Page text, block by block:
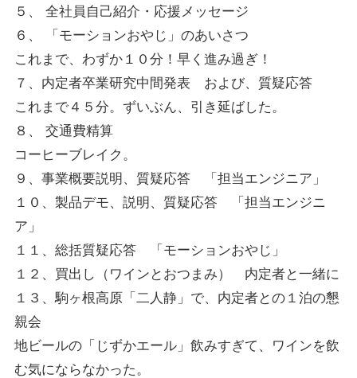
５、 全社員自己紹介・応援メッセージ
６、 「モーションおやじ」のあいさつ
これまで、わずか１０分！早く進み過ぎ！
７、内定者卒業研究中間発表 および、質疑応答
これまで４５分。ずいぶん、引き延ばした。
８、 交通費精算
コーヒーブレイク。
９、事業概要説明、質疑応答 「担当エンジニア」
１０、製品デモ、説明、質疑応答 「担当エンジニ
ア」
１１、総括質疑応答 「モーションおやじ」
１２、買出し（ワインとおつまみ） 内定者と一緒に
１３、駒ヶ根高原「二人静」で、内定者との１泊の懇
親会
地ビールの「じずかエール」飲みすぎて、ワインを飲
む気にならなかった。